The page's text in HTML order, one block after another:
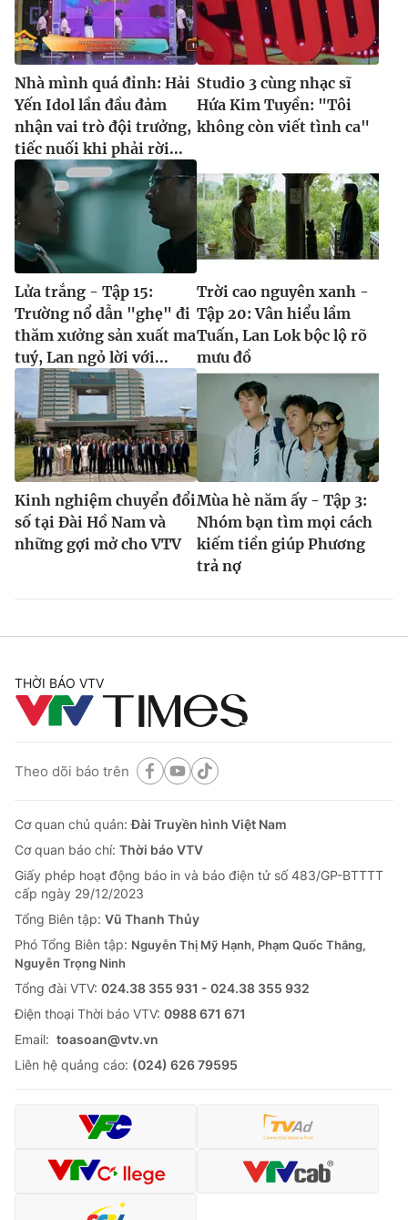
Nhà mình quá đỉnh: Hải
Yến Idol lần đầu đảm
nhận vai trò đội trưởng,
tiếc nuối khi phải rời...
Studio 3 cùng nhạc sĩ
Hứa Kim Tuyền: "Tôi
không còn viết tình ca"
Lửa trắng - Tập 15:
Trường nổ dẫn "ghẹ" đi
thăm xưởng sản xuất ma
tuý, Lan ngỏ lời với...
Trời cao nguyên xanh -
Tập 20: Vân hiểu lầm
Tuấn, Lan Lok bộc lộ rõ
mưu đồ
Kinh nghiệm chuyển đổi
số tại Đài Hồ Nam và
những gợi mở cho VTV
Mùa hè năm ấy - Tập 3:
Nhóm bạn tìm mọi cách
kiếm tiền giúp Phương
trả nợ
THỜI BÁO VTV
Theo dõi báo trên
Cơ quan chủ quản:Đài Truyền hình Việt Nam
Cơ quan báo chí: Thời báo VTV
Giấy phép hoạt động báo in và báo điện tử số 483/GP-BTTTT
cấp ngày 29/12/2023
Tổng Biên tập: Vũ Thanh Thủy
Phó Tổng Biên tập: Nguyễn Thị Mỹ Hạnh, Phạm Quốc Thắng,
Nguyễn Trọng Ninh
Tổng đài VTV: 024.38 355 931 - 024.38 355 932
Ðiện thoại Thời báo VTV: 0988 671 671
Email: toasoan@vtv.vn
Liên hệ quảng cáo: (024) 626 79595